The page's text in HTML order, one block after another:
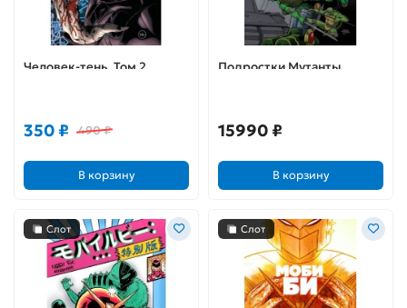
Человек-тень. Том 2.
350 ₽ 490 ₽
В корзину
Подростки Мутанты
15990 ₽
В корзину
Слот Слот